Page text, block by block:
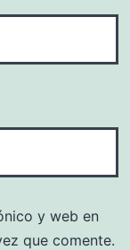
y web en
que comente.